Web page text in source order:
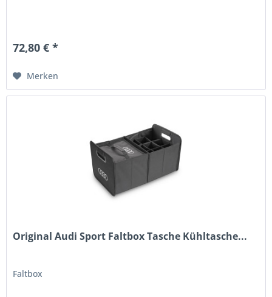
72,80 € *
Merken
Original Audi Sport Faltbox Tasche Kühltasche...
Faltbox